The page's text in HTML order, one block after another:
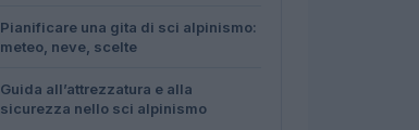
Pianificare una gita di sci alpinismo:
meteo, neve, scelte
Guida all’attrezzatura e alla
sicurezza nello sci alpinismo